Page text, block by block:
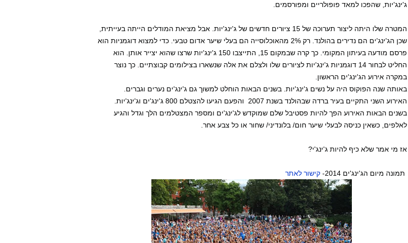
ג'ינג'יות, שהפכו למאד פופולריים ומפורסמים.
המטרה שלו היתה ליצור תערוכה של 15 ציורים חדשים של ג'ינג'יות. אבל מציאת המודלים הייתה בעייתית,
שכן הג'ינג'ים הם נדירים בהולנד. רק 2% מהאוכלוסייה הם בעלי שיער אדום טבעי. כדי למצוא דוגמניות הוא
פרסם מודעה בעיתון המקומי. כך קרה שבמקום 15, התייצבו 150 ג'ינג'יות שרצו שהוא יצייר אותן. הוא
החליט לבחור 14 דוגמניות ג'ינג'יות לציורים שלו ולצלם את אלה שנשארו בצילומים קבוצתיים. כך נוצר
במקרה אירוע הג'ינג'ים הראשון.
באותה שנה הפוקוס היה על נשים ג'ינג'יות. בשנים הבאות הוחלט למשוך גם ג'ינג'ים נערים וגברים.
האירוע השני התקיים בעיר ברדה שבהולנד בשנת 2007 והפעם הגיעו להצטלם 800 ג'ינג'ים וג'ינג'יות.
בשנים הבאות האירוע הפך להיות פסטיבל שלם שמוקדש לג'ינג'ים ומספר המצטלמים הלך וגדל והגיע
לאלפים, כשאין כניסה לבעלי שיער חום/ בלונדיני/ שחור או כל צבע אחר.
אז מי אמר שלא כיף להיות ג'ינג'י?
תמונה מיום הג'ינג'ים 2014- קישור לאתר